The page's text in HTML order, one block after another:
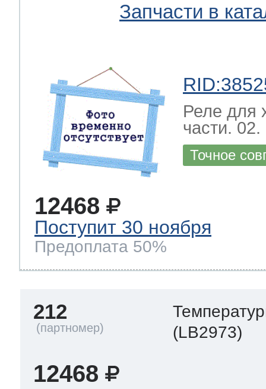
Запчасти в
Реле для
части. 02.
Точное
12468
Поступит 30 ноября
Предоплата 50%
212
(LB2973)
12468